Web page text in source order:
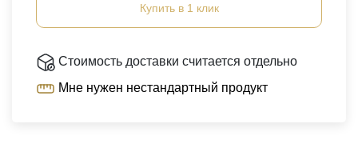
Купить в 1 клик
Стоимость доставки считается отдельно
Мне нужен нестандартный продукт